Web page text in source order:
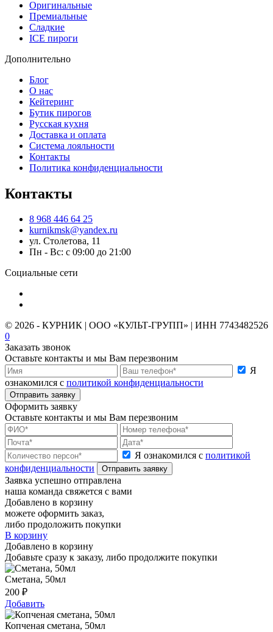
Оригинальные
Премиальные
Сладкие
ICE пироги
Дополнительно
Блог
О нас
Кейтеринг
Бутик пирогов
Русская кухня
Доставка и оплата
Система лояльности
Контакты
Политика конфиденциальности
Контакты
8 968 446 64 25
kurnikmsk@yandex.ru
ул. Столетова, 11
Пн - Вс: с 09:00 до 21:00
Социальные сети
© 2026 - КУРНИК | ООО «КУЛЬТ-ГРУПП» | ИНН 7743482526
0
Заказать звонок
Оставьте контакты и мы Вам перезвоним
Я
ознакомился с политикой конфиденциальности
Отправить заявку
Оформить заявку
Оставьте контакты и мы Вам перезвоним
Я ознакомился с политикой
конфиденциальности
Отправить заявку
Заявка успешно отправлена
наша команда свяжется с вами
Добавлено в корзину
можете оформить заказ,
либо продоложить покупки
В корзину
Добавлено в корзину
Добавьте сразу к заказу, либо продолжите покупки
Сметана, 50мл
200 ₽
Добавить
Копченая сметана, 50мл